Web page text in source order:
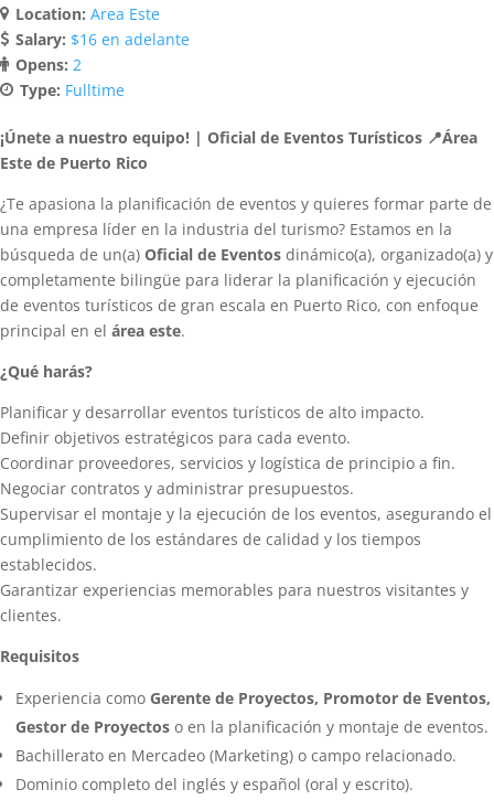
Location: Area Este
Salary: $16 en adelante
Opens: 2
Type: Fulltime
¡Únete a nuestro equipo! | Oficial de Eventos Turísticos 📍Área
Este de Puerto Rico
¿Te apasiona la planificación de eventos y quieres formar parte de
una empresa líder en la industria del turismo? Estamos en la
búsqueda de un(a) Oficial de Eventos dinámico(a), organizado(a) y
completamente bilingüe para liderar la planificación y ejecución
de eventos turísticos de gran escala en Puerto Rico, con enfoque
principal en el área este.
¿Qué harás?
Planificar y desarrollar eventos turísticos de alto impacto.
Definir objetivos estratégicos para cada evento.
Coordinar proveedores, servicios y logística de principio a fin.
Negociar contratos y administrar presupuestos.
Supervisar el montaje y la ejecución de los eventos, asegurando el
cumplimiento de los estándares de calidad y los tiempos
establecidos.
Garantizar experiencias memorables para nuestros visitantes y
clientes.
Requisitos
Experiencia como Gerente de Proyectos, Promotor de Eventos,
Gestor de Proyectos o en la planificación y montaje de eventos.
Bachillerato en Mercadeo (Marketing) o campo relacionado.
Dominio completo del inglés y español (oral y escrito).